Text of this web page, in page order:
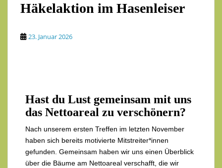
Häkelaktion im Hasenleiser
23. Januar 2026
Hast du Lust gemeinsam mit uns
das Nettoareal zu verschönern?
Nach unserem ersten Treffen im letzten November
haben sich bereits motivierte Mitstreiter*innen
gefunden. Gemeinsam haben wir uns einen Überblick
über die Bäume am Nettoareal verschafft, die wir